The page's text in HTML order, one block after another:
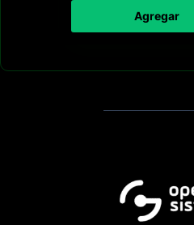
Agregar